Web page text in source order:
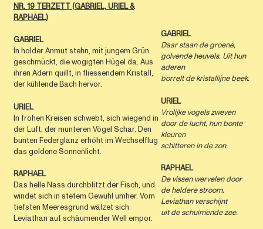
NR. 19 TERZETT (GABRIEL, URIEL &
RAPHAEL)
GABRIEL
In holder Anmut stehn, mit jungem Grün
geschmückt, die wogigten Hügel da. Aus
ihren Adern quillt, in fliessendem Kristall,
der kühlende Bach hervor.
URIEL
In frohen Kreisen schwebt, sich wiegend in
der Luft, der munteren Vögel Schar. Den
bunten Federglanz erhöht im Wechselflug
das goldene Sonnenlicht.
RAPHAEL
Das helle Nass durchblitzt der Fisch, und
windet sich in stetem Gewühl umher. Vom
tiefsten Meeresgrund wälzet sich
Leviathan auf schäumender Well empor.
GABRIEL
Daar staan de groene,
golvende heuvels. Uit hun
aderen
borrelt de kristallijne beek.
URIEL
Vrolijke vogels zweven
door de lucht, hun bonte
kleuren
schitteren in de zon.
RAPHAEL
De vissen wervelen door
de heldere stroom.
Leviathan verschijnt
uit de schuimende zee.